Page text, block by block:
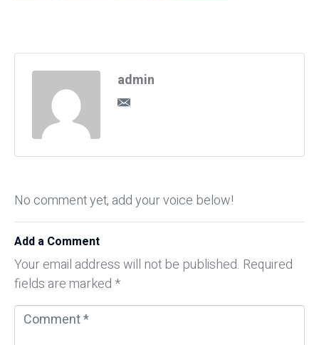
admin
No comment yet, add your voice below!
Add a Comment
Your email address will not be published. Required
fields are marked *